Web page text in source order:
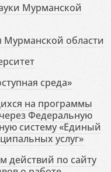
Мурманской
Мурманской области
среда»
на программы
Федеральную
систему «Единый
услуг»
действий по сайту